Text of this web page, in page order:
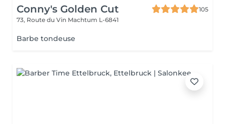
Conny's Golden Cut
105
73, Route du Vin Machtum L-6841
Barbe tondeuse